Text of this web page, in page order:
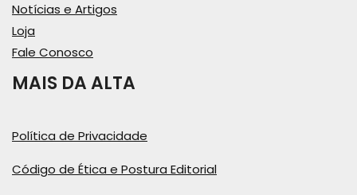
Notícias e Artigos
Loja
Fale Conosco
MAIS DA ALTA
Política de Privacidade
Código de Ética e Postura Editorial